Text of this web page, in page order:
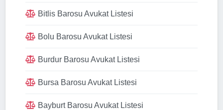
Bitlis Barosu Avukat Listesi
Bolu Barosu Avukat Listesi
Burdur Barosu Avukat Listesi
Bursa Barosu Avukat Listesi
Bayburt Barosu Avukat Listesi